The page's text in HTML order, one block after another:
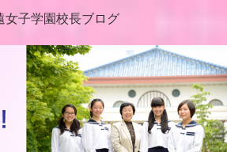
女子学園校長ブログ